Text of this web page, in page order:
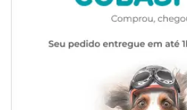
Cerâmica
12,5 cm
Cerâmica de alta resistência, higiênico,